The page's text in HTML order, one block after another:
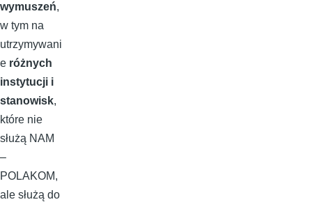
wymuszeń,
w tym na
utrzymywani
e różnych
instytucji i
stanowisk,
które nie
służą NAM
–
POLAKOM,
ale służą do